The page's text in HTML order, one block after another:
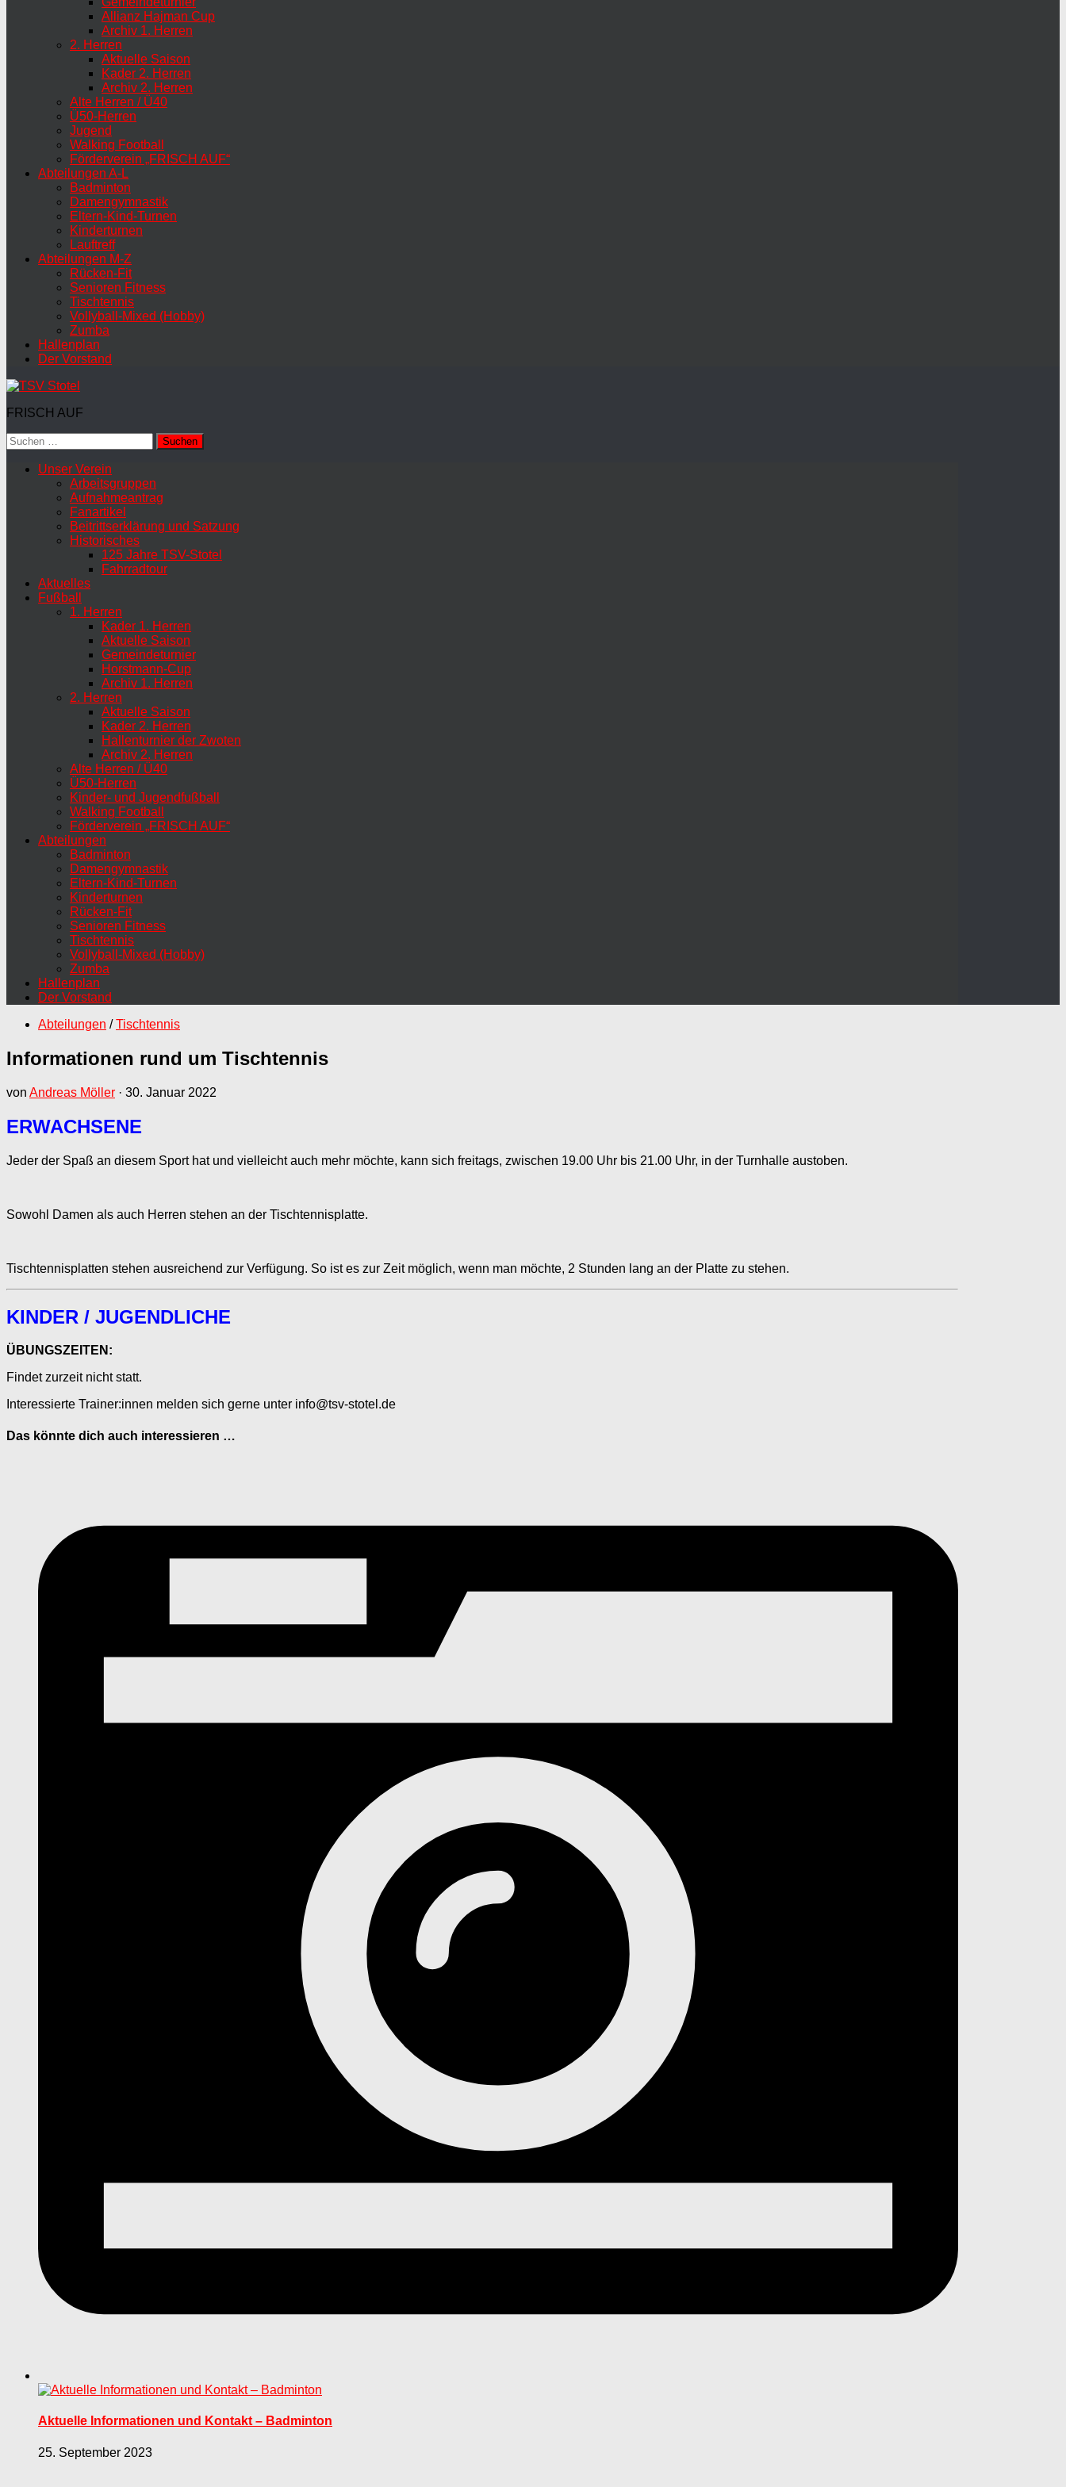
Allianz Hajman Cup
Archiv 1. Herren
2. Herren
Aktuelle Saison
Kader 2. Herren
Archiv 2. Herren
Alte Herren / Ü40
Ü50-Herren
Jugend
Walking Football
Förderverein „FRISCH AUF“
Abteilungen A-L
Badminton
Damengymnastik
Eltern-Kind-Turnen
Kinderturnen
Lauftreff
Abteilungen M-Z
Rücken-Fit
Senioren Fitness
Tischtennis
Vollyball-Mixed (Hobby)
Zumba
Hallenplan
Der Vorstand
FRISCH AUF
Suchen
nach:
Unser Verein
Arbeitsgruppen
Aufnahmeantrag
Fanartikel
Beitrittserklärung und Satzung
Historisches
125 Jahre TSV-Stotel
Fahrradtour
Aktuelles
Fußball
1. Herren
Kader 1. Herren
Aktuelle Saison
Gemeindeturnier
Horstmann-Cup
Archiv 1. Herren
2. Herren
Aktuelle Saison
Kader 2. Herren
Hallenturnier der Zwoten
Archiv 2. Herren
Alte Herren / Ü40
Ü50-Herren
Kinder- und Jugendfußball
Walking Football
Förderverein „FRISCH AUF“
Abteilungen
Badminton
Damengymnastik
Eltern-Kind-Turnen
Kinderturnen
Rücken-Fit
Senioren Fitness
Tischtennis
Vollyball-Mixed (Hobby)
Zumba
Hallenplan
Der Vorstand
Abteilungen / Tischtennis
Informationen rund um Tischtennis
von Andreas Möller · 30. Januar 2022
ERWACHSENE
Jeder der Spaß an diesem Sport hat und vielleicht auch mehr möchte, kann sich freitags, zwischen 19.00 Uhr bis 21.00 Uhr, in der Turnhalle austoben.
Sowohl Damen als auch Herren stehen an der Tischtennisplatte.
Tischtennisplatten stehen ausreichend zur Verfügung. So ist es zur Zeit möglich, wenn man möchte, 2 Stunden lang an der Platte zu stehen.
KINDER / JUGENDLICHE
ÜBUNGSZEITEN:
Findet zurzeit nicht statt.
Interessierte Trainer:innen melden sich gerne unter info@tsv-stotel.de
Das könnte dich auch interessieren …
Aktuelle Informationen und Kontakt – Badminton
25. September 2023